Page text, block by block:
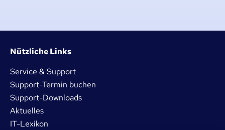
Nützliche Links
Service & Support
Support-Termin buchen
Support-Downloads
Aktuelles
IT-Lexikon